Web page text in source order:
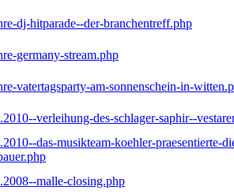
dj-hitparade--der-branchentreff.php
germany-stream.php
vatertagsparty-am-sonnenschein-in-
verleihung-des-schlager-saphir--
das-musikteam-koehler-praesentierte-
malle-closing.php